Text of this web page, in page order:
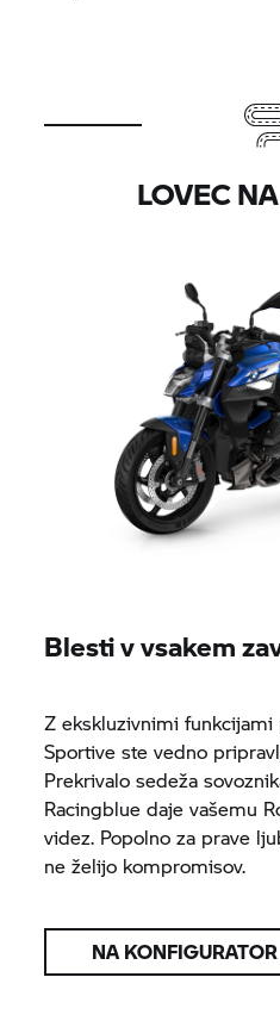
LOVEC
Blesti v vsakem
Z ekskluzivnimi funkcijami
Sportive ste vedno
Prekrivalo sedeža
Racingblue daje vašemu
videz. Popolno za prave
ne želijo kompromisov.
NA KONFIGURATOR